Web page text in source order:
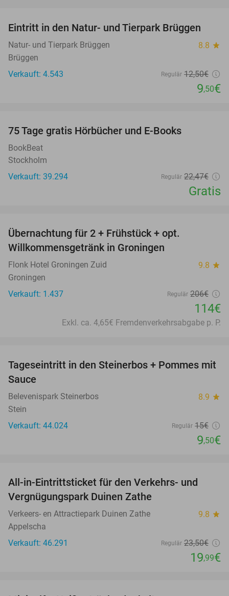
24%
Eintritt in den Natur- und Tierpark Brüggen
Natur- und Tierpark Brüggen 8.8 star
Brüggen
Verkauft: 4.543
Regulär 12,50€
9,50€
75 Tage gratis Hörbücher und E-Books
BookBeat
Stockholm
Verkauft: 39.294
Regulär 22,47€
Gratis
Übernachtung für 2 + Frühstück + opt.
Willkommensgetränk in Groningen
Flonk Hotel Groningen Zuid 9.8 star
Groningen
Verkauft: 1.437
Regulär 206€
114€
Exkl. ca. 4,65€ Fremdenverkehrsabgabe p. P.
37%
Tageseintritt in den Steinerbos + Pommes mit
Sauce
Belevenispark Steinerbos 8.9 star
Stein
Verkauft: 44.024
Regulär 15€
9,50€
All-in-Eintrittsticket für den Verkehrs- und
Vergnügungspark Duinen Zathe
Verkeers- en Attractiepark Duinen Zathe 9.8 star
Appelscha
Verkauft: 46.291
Regulär 23,50€
19,99€